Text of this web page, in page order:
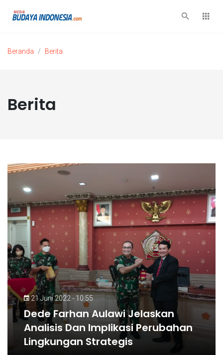
Beranda Berita
Berita
21 Juni 2022 - 10:55
Dede Farhan Aulawi Jelaskan
Analisis Dan Implikasi Perubahan
Lingkungan Strategis